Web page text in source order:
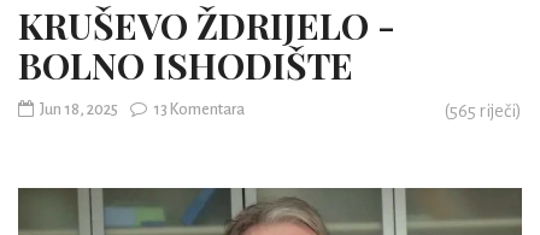
KRUŠEVO ŽDRIJELO -
BOLNO ISHODIŠTE
Jun 18, 2025 13 Komentara (565 riječi)